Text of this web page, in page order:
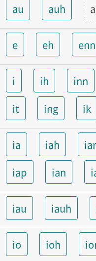
au auh
e eh enn
i ih inn
it
ing ik
ia iah
iap
ian
iau iauh
io ioh